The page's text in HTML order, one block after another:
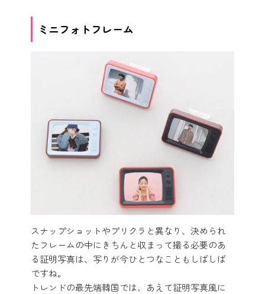
ミニフォトフレーム
スナップショットやプリクラと異なり、決められ
たフレームの中にきちんと収まって撮る必要のあ
る証明写真は、写りが今ひとつなこともしばしば
ですね。
トレンドの最先端韓国では、あえて証明写真風に